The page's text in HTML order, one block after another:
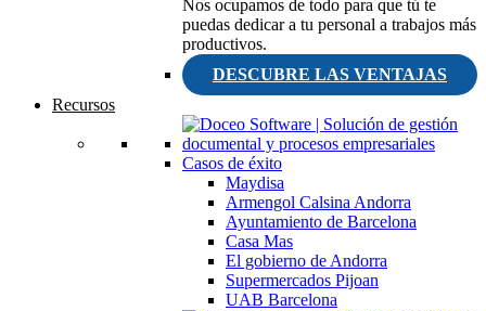
Nos ocupamos de todo para que tú te
puedas dedicar a tu personal a trabajos más
productivos.
DESCUBRE LAS VENTAJAS
Recursos
Casos de éxito
Maydisa
Armengol Calsina Andorra
Ayuntamiento de Barcelona
Casa Mas
El gobierno de Andorra
Supermercados Pijoan
UAB Barcelona